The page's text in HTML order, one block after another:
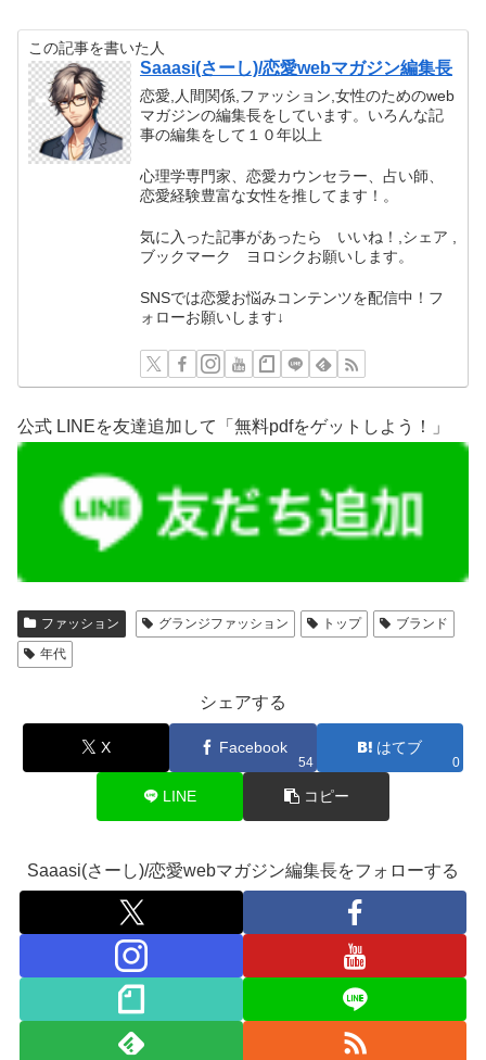
この記事を書いた人
Saaasi(さーし)/恋愛webマガジン編集長
恋愛,人間関係,ファッション,女性のためのweb
マガジンの編集長をしています。いろんな記
事の編集をして１０年以上
心理学専門家、恋愛カウンセラー、占い師、
恋愛経験豊富な女性を推してます！。
気に入った記事があったら いいね！,シェア ,
ブックマーク ヨロシクお願いします。
SNSでは恋愛お悩みコンテンツを配信中！フ
ォローお願いします↓
公式 LINEを友達追加して「無料pdfをゲットしよう！」
ファッション グランジファッション トップ
ブランド
年代
シェアする
X Facebook
54
はてブ
0
LINE コピー
Saaasi(さーし)/恋愛webマガジン編集長をフォローする